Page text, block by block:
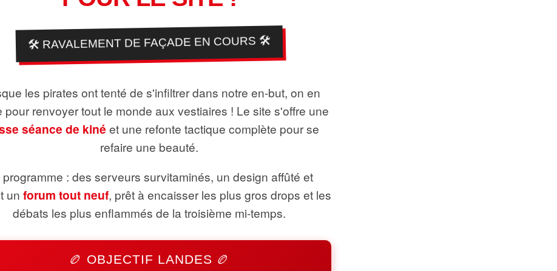
🛠️ RAVALEMENT DE FAÇADE EN COURS 🛠️
les pirates ont tenté de s'infiltrer dans notre en-but, on en
pour renvoyer tout le monde aux vestiaires ! Le site s'offre une
séance de kiné et une refonte tactique complète pour se
refaire une beauté.
: des serveurs survitaminés, un design affûté et
un forum tout neuf, prêt à encaisser les plus gros drops et les
débats les plus enflammés de la troisième mi-temps.
🏉 OBJECTIF LANDES 🏉